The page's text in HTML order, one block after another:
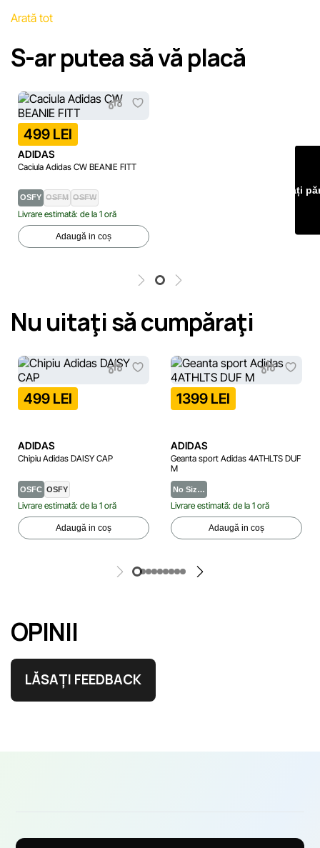
erori în cel mai scurt termen rezonabil.
Arată tot
S-ar putea să vă placă
499 LEI
ADIDAS
Caciula Adidas CW BEANIE FITT
OSFY OSFM OSFW
Livrare estimată: de la 1 oră
Adaugă in coș
Nu uitaţi să cumpăraţi
499 LEI
ADIDAS
Chipiu Adidas DAISY CAP
OSFC OSFY
Livrare estimată: de la 1 oră
Adaugă in coș
1399 LEI
ADIDAS
Geanta sport Adidas 4ATHLTS DUF
M
No Siz…
Livrare estimată: de la 1 oră
Adaugă in coș
OPINII
LĂSAȚI FEEDBACK
Lăsați